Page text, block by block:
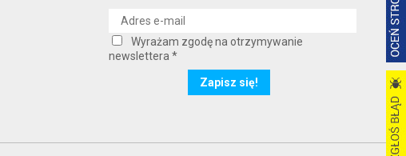
Wyrażam zgodę na otrzymywanie
newslettera *